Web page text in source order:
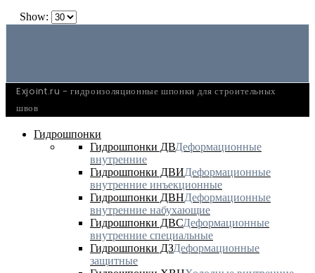
Show:
Exjoint.ru - гидроизоляционные шпонки для строительных
швов
Гидрошпонки
Гидрошпонки ДВДеформационные
внутренние
Гидрошпонки ДВИДеформационные
внутренние инъекционные
Гидрошпонки ДВНДеформационные
внутренние набухающие
Гидрошпонки ДВСДеформационные
внутренние специальные
Гидрошпонки ДЗДеформационные
защитные